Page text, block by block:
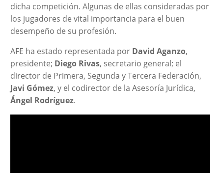
dicha competición. Algunas de ellas consideradas por
los jugadores de vital importancia para el buen
desempeño de su profesión.
AFE ha estado representada por David Aganzo,
presidente; Diego Rivas, secretario general; el
director de Primera, Segunda y Tercera Federación,
Javi Gómez, y el codirector de la Asesoría Jurídica,
Ángel Rodríguez.